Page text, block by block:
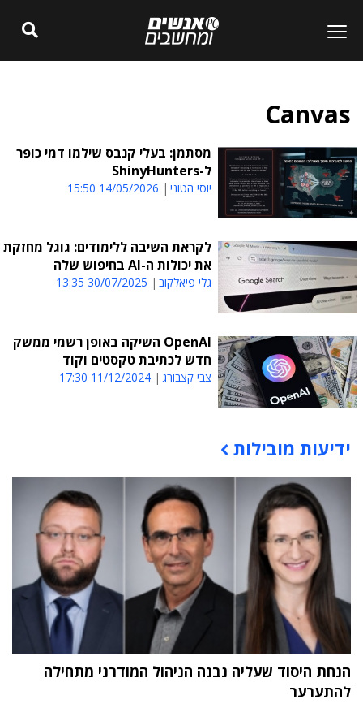
Canvas
מסתמן: בעלי קנבס שילמו דמי כופר
ל-ShinyHunters
יוסי הטוני 14/05/2026 15:50
לקראת השיבה ללימודים: גוגל מחזקת
את יכולות ה-AI בחיפוש שלה
גלי פיאלקוב 30/07/2025 13:35
OpenAI השיקה באופן רשמי ממשק
חדש לכתיבת טקסטים וקוד
צבי קצבורג 11/12/2024 17:30
תוכן פרסומי
ידיעות מובילות
הנחת היסוד שעליה נבנה הניהול המודרני מתחילה
להתערער